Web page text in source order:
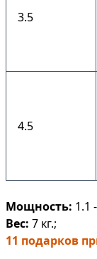
3.5
4.5
Мощность: 1.1
Вес: 7 кг.;
11 подарков